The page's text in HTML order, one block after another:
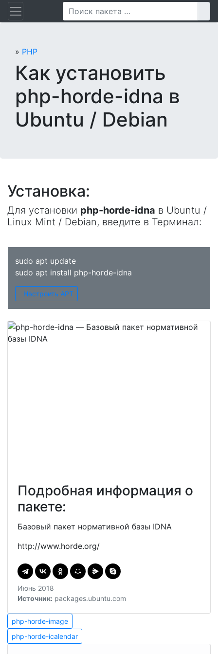
Перейти
» PHP
Как установить
php-horde-idna в
Ubuntu / Debian
Установка:
Для установки php-horde-idna в Ubuntu /
Linux Mint / Debian, введите в Терминал:
sudo apt update
sudo apt install php-horde-idna
Настроить APT
Подробная информация о
пакете:
Базовый пакет нормативной базы IDNA
http://www.horde.org/
Июнь 2018
Источник: packages.ubuntu.com
Навигация
по
php-
horde-
image
php-horde-image
php-
horde-
php-horde-icalendar